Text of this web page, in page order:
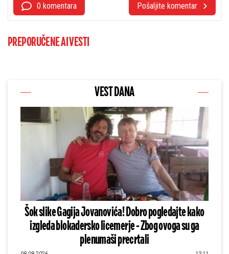
0 komentara Pošaljite komentar
PREPORUČENE AI VESTI
VEST DANA
Šok slike Gagija Jovanovića! Dobro pogledajte kako
izgleda blokadersko licemerje - Zbog ovoga su ga
plenumaši precrtali